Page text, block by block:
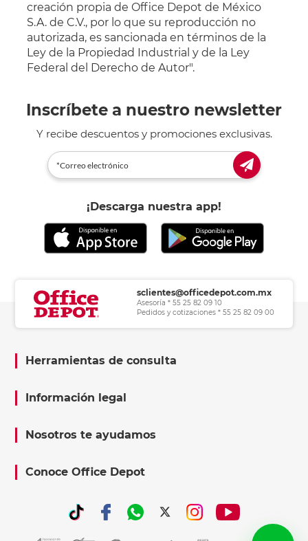
creación propia de Office Depot de México
S.A. de C.V., por lo que su reproducción no
autorizada, es sancionada en términos de la
Ley de la Propiedad Industrial y de la Ley
Federal del Derecho de Autor".
Inscríbete a nuestro newsletter
Y recibe descuentos y promociones exclusivas.
¡Descarga nuestra app!
sclientes@officedepot.com.mx
Asesoría * 55 25 82 09 10
Pedidos y cotizaciones * 55 25 82 09 00
Herramientas de consulta
Información legal
Nosotros te ayudamos
Conoce Office Depot